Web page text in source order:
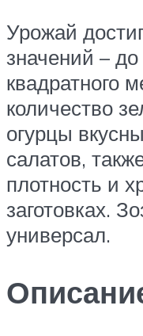
Урожай
значений –
квадратного
количество
огурцы
салатов,
плотность и
заготовках.
универсал.